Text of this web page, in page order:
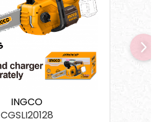
INGCO
CGSLI20128
-